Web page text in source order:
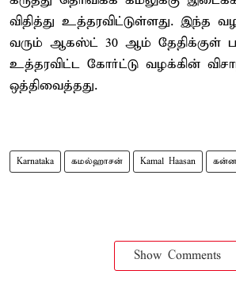
விதித்து உத்தரவிட்டுள்ளது. இந்த
வரும் ஆகஸ்ட் 30 ஆம் தேதிக்குள்
உத்தரவிட்ட கோர்ட்டு வழக்கின்
ஒத்திவைத்தது.
Karnataka கமல்ஹாசன் Kamal Haasan
Show Comments